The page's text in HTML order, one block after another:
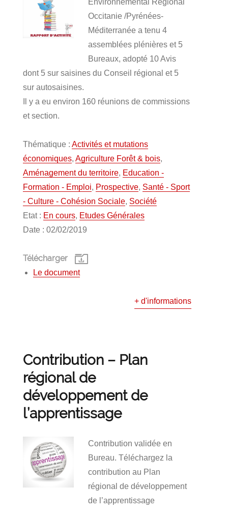
Environnemental Régional
Occitanie /Pyrénées-
Méditerranée a tenu 4
assemblées plénières et 5
Bureaux, adopté 10 Avis
dont 5 sur saisines du Conseil régional et 5
sur autosaisines.
Il y a eu environ 160 réunions de commissions
et section.
Thématique : Activités et mutations
économiques, Agriculture Forêt & bois,
Aménagement du territoire, Education -
Formation - Emploi, Prospective, Santé - Sport
- Culture - Cohésion Sociale, Société
Etat : En cours, Etudes Générales
Date : 02/02/2019
Télécharger
Le document
+ d'informations
Contribution – Plan
régional de
développement de
l’apprentissage
Contribution validée en
Bureau. Téléchargez la
contribution au Plan
régional de développement
de l’apprentissage